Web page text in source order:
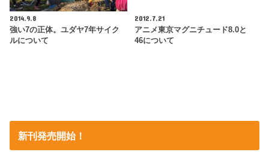
2014.9.8
強い7の正体。ユダヤ7年サイク
ルについて
2012.7.21
アニメ東京マグニチュード8.0と
46について
新刊発売開始！